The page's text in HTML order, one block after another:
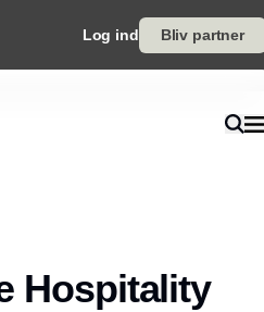
Log ind Bliv partner
Hospitality